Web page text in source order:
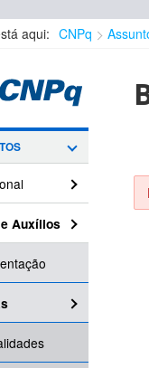
aqui: CNPq
Auxílios